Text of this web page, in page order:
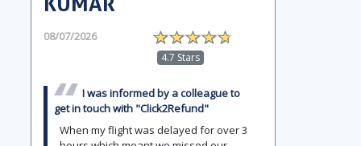
08/07/2026
4.7 Stars
I was informed by a colleague to
get in touch with "Click2Refund"
When my flight was delayed for over 3